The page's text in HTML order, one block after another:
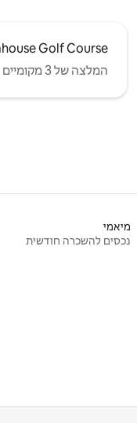
Golf Course
המלצה של 3 מקומיים
מיאמי
נכסים להשכרה חודשית